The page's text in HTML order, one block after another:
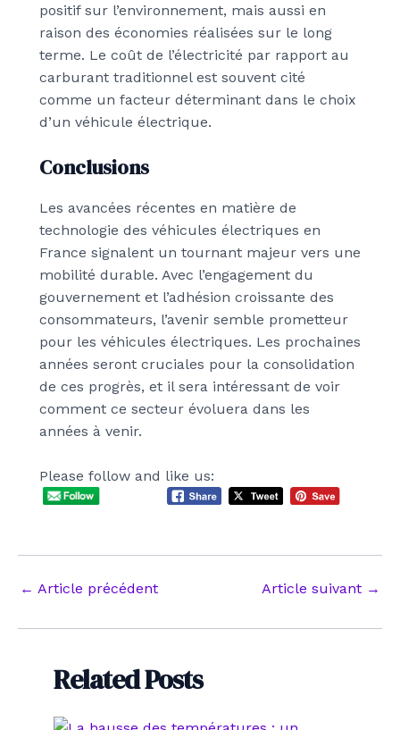
positif sur l’environnement, mais aussi en
raison des économies réalisées sur le long
terme. Le coût de l’électricité par rapport au
carburant traditionnel est souvent cité
comme un facteur déterminant dans le choix
d’un véhicule électrique.
Conclusions
Les avancées récentes en matière de
technologie des véhicules électriques en
France signalent un tournant majeur vers une
mobilité durable. Avec l’engagement du
gouvernement et l’adhésion croissante des
consommateurs, l’avenir semble prometteur
pour les véhicules électriques. Les prochaines
années seront cruciales pour la consolidation
de ces progrès, et il sera intéressant de voir
comment ce secteur évoluera dans les
années à venir.
Please follow and like us:
Navigation
articles
← Article précédent Article suivant →
Related Posts